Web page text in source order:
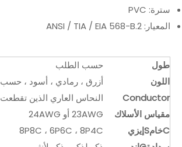
سترة: PVC
المعيار: ANSI / TIA / EIA 568-B.2
طول
حسب الطلب
اللون
أزرق ، رمادي ، أسود ،
Conductor
النحاس العاري الذين
مقياس الأسلاك
23AWG أو 24AWG
CخامSإيزي
8P8C ، 6P6C ، 8P4C